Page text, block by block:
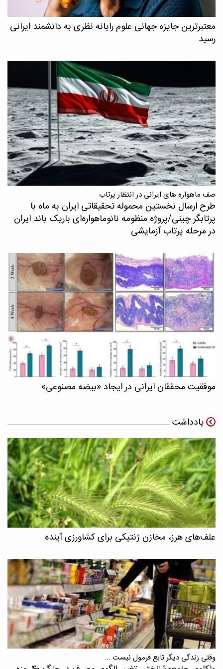
معتبرترین جایزه جهانی علوم رایانه نظری به دانشمند ایرانی
رسید
صف ماهواره های ایرانی در انتظار پرتاب
طرح ارسال نخستین محموله تحقیقاتی ایران به ماه با
پرتابگر چینی/پروژه منظومه نانوماهواره‌ای باریک باند ایران
در مرحله پرتاب آزمایشی
موفقیت محققان ایرانی در ایجاد «بیضه مصنوعی»
یادداشت
علف‌های هرز، مخازن ژنتیکی برای کشاورزی آینده
وقتی زندگی دیگر تابع فرمول نیست ...